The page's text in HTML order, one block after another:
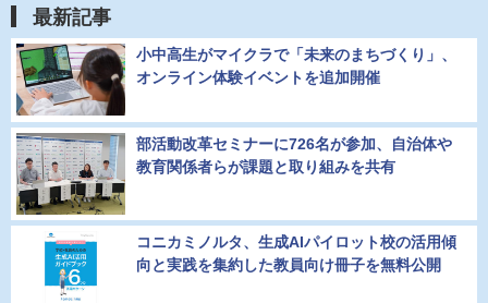
最新記事
小中高生がマイクラで「未来のまちづくり」、
オンライン体験イベントを追加開催
部活動改革セミナーに726名が参加、自治体や
教育関係者らが課題と取り組みを共有
コニカミノルタ、生成AIパイロット校の活用傾
向と実践を集約した教員向け冊子を無料公開